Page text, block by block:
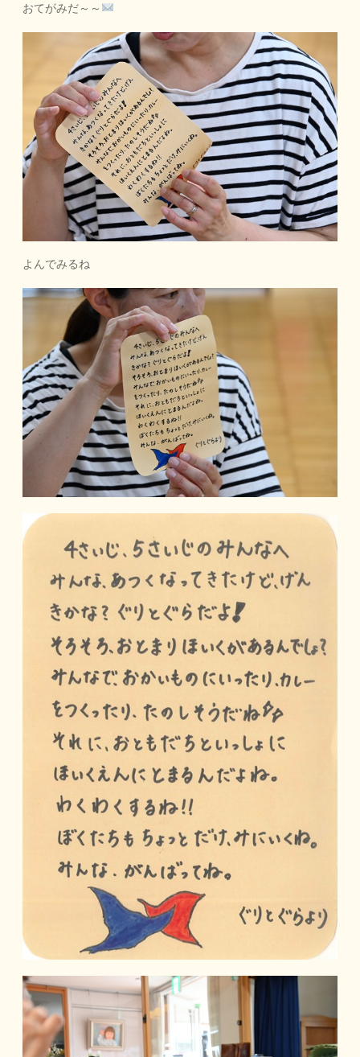
おてがみだ～～
よんでみるね